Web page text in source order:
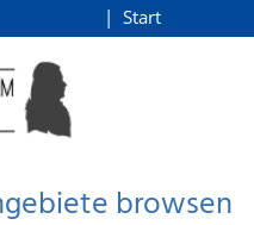
Start
browsen